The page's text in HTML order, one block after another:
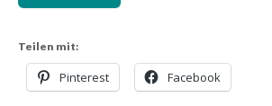
Teilen mit:
Pinterest Facebook